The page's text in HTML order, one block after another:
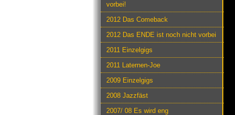
vorbei!
2012 Das Comeback
2012 Das ENDE ist noch nicht vorbei
2011 Einzelgigs
2011 Laternen-Joe
2009 Einzelgigs
2008 Jazzfäst
2007/ 08 Es wird eng